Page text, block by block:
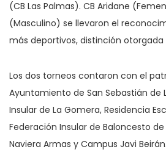
(CB Las Palmas). CB Aridane
(Masculino) se llevaron el
más deportivos, distinción otorgada
Los dos torneos contaron con el
Ayuntamiento de San Sebastián de
Insular de La Gomera, Residencia
Federación Insular de Baloncesto
Naviera Armas y Campus Javi Beirán.